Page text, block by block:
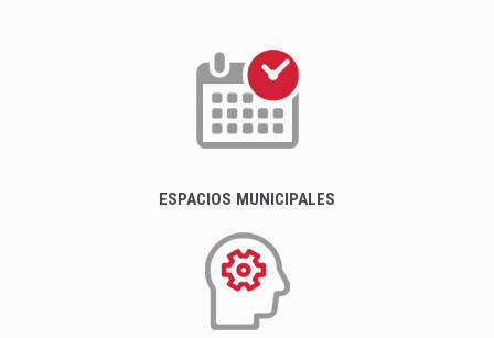
ESPACIOS MUNICIPALES